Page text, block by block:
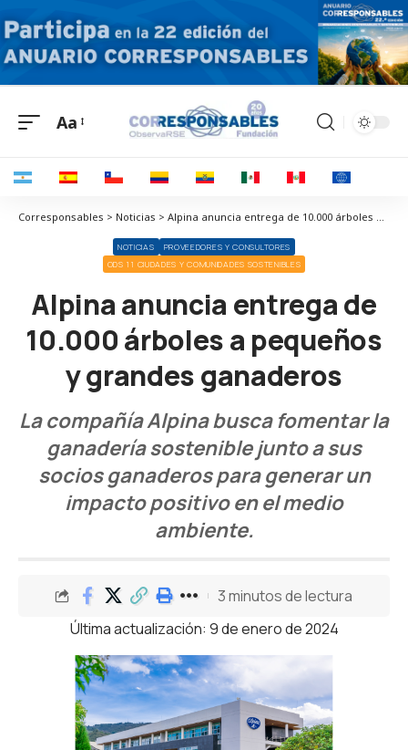
Aa
Corresponsables > Noticias > Alpina anuncia entrega de 10.000 árboles a pequeños y grandes ganaderos
NOTICIAS
PROVEEDORES Y CONSULTORES
ODS 11 CIUDADES Y COMUNIDADES SOSTENIBLES
Alpina anuncia entrega de
10.000 árboles a pequeños
y grandes ganaderos
La compañía Alpina busca fomentar la
ganadería sostenible junto a sus
socios ganaderos para generar un
impacto positivo en el medio
ambiente.
Última actualización: 9 de enero de 2024
3 minutos de lectura